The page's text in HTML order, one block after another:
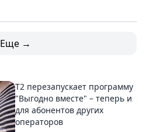
Еще →
Т2 перезапускает программу
"Выгодно вместе" – теперь и
для абонентов других
операторов